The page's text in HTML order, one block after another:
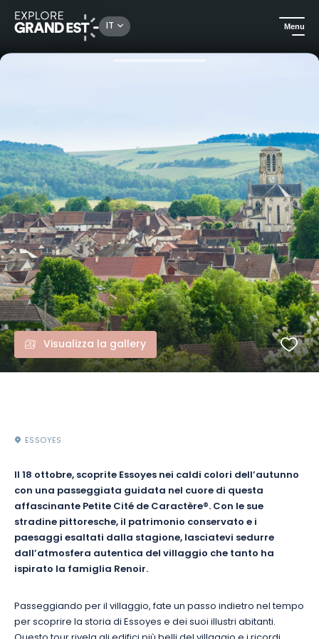
IT Menu
Escursioni Dimanche de Caractère® a Essoyes
Visualizza la gallery
ESSOYES
Il 18 ottobre, scoprite Essoyes nei caldi colori dell’autunno
con una passeggiata guidata nel cuore di questa
affascinante Petite Cité de Caractère®. Con le sue
stradine pittoresche, il patrimonio conservato e i
paesaggi esaltati dalla stagione, lasciatevi sedurre
dall’atmosfera autentica del villaggio che tanto ha
ispirato la famiglia Renoir.
Passeggiando per il villaggio, fate un passo indietro nel tempo
per scoprire la storia di Essoyes e dei suoi illustri abitanti.